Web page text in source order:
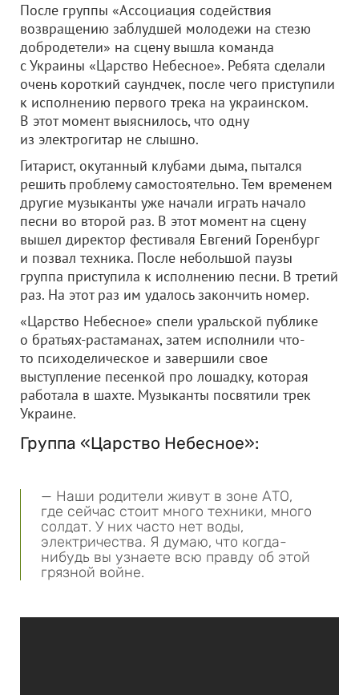
После группы «Ассоциация содействия
возвращению заблудшей молодежи на стезю
добродетели» на сцену вышла команда
с Украины «Царство Небесное». Ребята сделали
очень короткий саундчек, после чего приступили
к исполнению первого трека на украинском.
В этот момент выяснилось, что одну
из электрогитар не слышно.
Гитарист, окутанный клубами дыма, пытался
решить проблему самостоятельно. Тем временем
другие музыканты уже начали играть начало
песни во второй раз. В этот момент на сцену
вышел директор фестиваля Евгений Горенбург
и позвал техника. После небольшой паузы
группа приступила к исполнению песни. В третий
раз. На этот раз им удалось закончить номер.
«Царство Небесное» спели уральской публике
о братьях-растаманах, затем исполнили что-
то психоделическое и завершили свое
выступление песенкой про лошадку, которая
работала в шахте. Музыканты посвятили трек
Украине.
Группа «Царство Небесное»:
— Наши родители живут в зоне АТО,
где сейчас стоит много техники, много
солдат. У них часто нет воды,
электричества. Я думаю, что когда-
нибудь вы узнаете всю правду об этой
грязной войне.